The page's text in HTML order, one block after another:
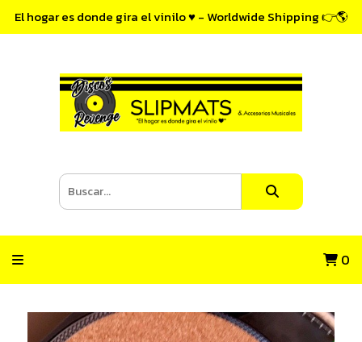
El hogar es donde gira el vinilo ♥ - Worldwide Shipping 👉🌎
0